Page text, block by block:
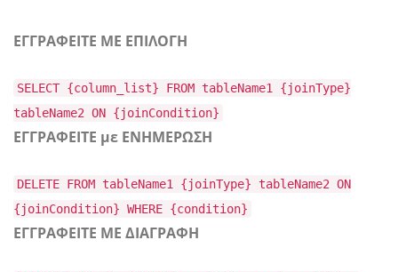
ΕΓΓΡΑΦΕΙΤΕ ΜΕ ΕΠΙΛΟΓΗ
SELECT {column_list} FROM tableName1 {joinType}
tableName2 ON {joinCondition}
ΕΓΓΡΑΦΕΙΤΕ με ΕΝΗΜΕΡΩΣΗ
DELETE FROM tableName1 {joinType} tableName2 ON
{joinCondition} WHERE {condition}
ΕΓΓΡΑΦΕΙΤΕ ΜΕ ΔΙΑΓΡΑΦΗ